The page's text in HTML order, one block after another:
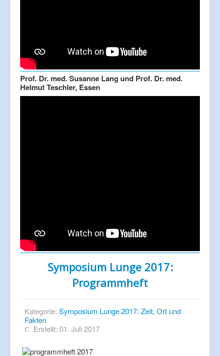
Prof. Dr. med. Susanne Lang und Prof. Dr. med.
Helmut Teschler, Essen
Symposium Lunge 2017:
Programmheft
Kategorie: Symposium Lunge 2017: Zeit, Ort und
Fakten
Erstellt: 01. Juli 2017